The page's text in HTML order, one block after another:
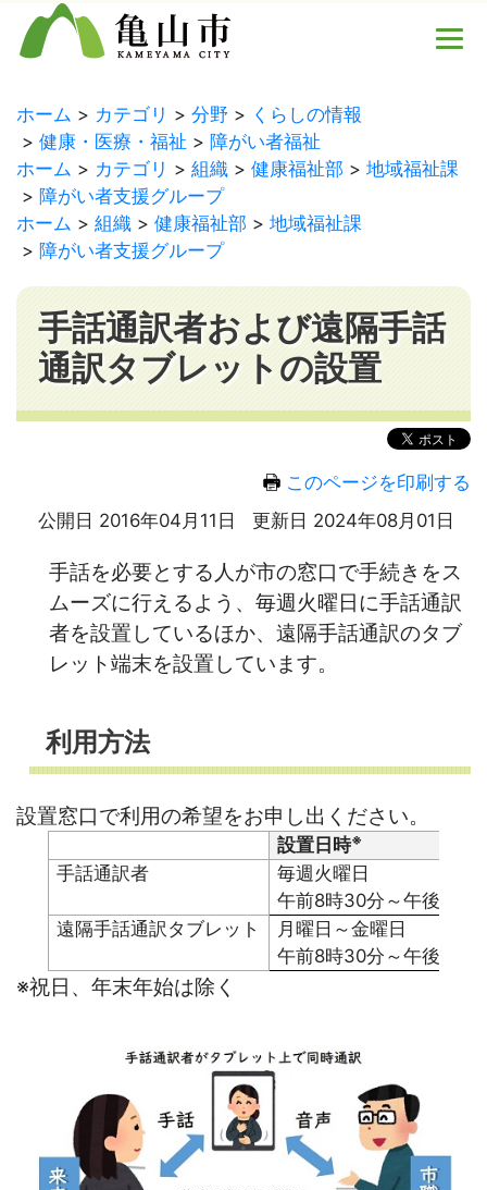
ホーム カテゴリ 分野
くらしの情報
健康・医療・福祉
障がい者福祉
ホーム
カテゴリ 組織 健康福祉部
地域福祉課
障がい者支援グループ
ホーム
組織 健康福祉部
地域福祉課
障がい者支援グループ
手話通訳者および遠隔手話
通訳タブレットの設置
このページを印刷する
公開日 2016年04月11日
更新日 2024年08月01日
手話を必要とする人が市の窓口で手続きをス
ムーズに行えるよう、毎週火曜日に手話通訳
者を設置しているほか、遠隔手話通訳のタブ
レット端末を設置しています。
利用方法
設置窓口で利用の希望をお申し出ください。
設置日時※
手話通訳者
毎週火曜日
午前8時30分～午後5時
遠隔手話通訳タブレット
月曜日～金曜日
午前8時30分～午後5時
※祝日、年末年始は除く